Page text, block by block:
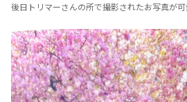
後日トリマーさんの所で撮影されたお写真が